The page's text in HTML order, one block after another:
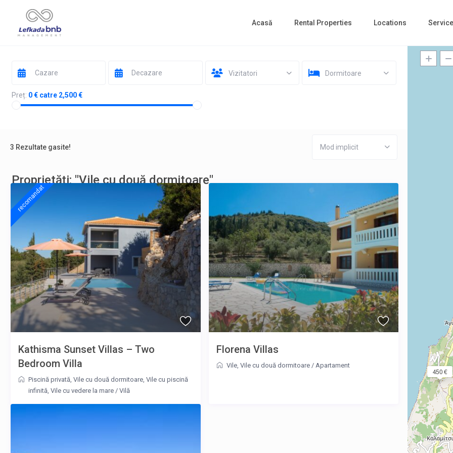
Acasă Rental Properties Locations
450 €
Vizitatori Dormitoare
Preț: 0 € catre 2,500 €
3 Rezultate gasite! Mod implicit
Proprietăți: "Vile cu două dormitoare"
recomandat
Kathisma Sunset Villas – Two
Bedroom Villa
Piscină privată Vile cu două dormitoare Vile cu piscină
infinită Vile cu vedere la mare / Vilă
Florena Villas
Vile, Vile cu două dormitoare/ Apartament